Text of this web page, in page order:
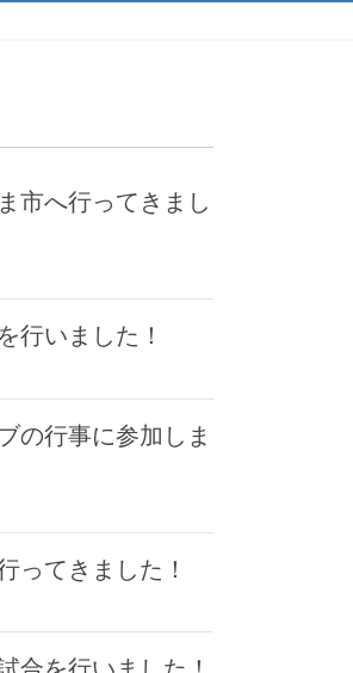
市へ行ってきまし
行いました！
の行事に参加しま
ってきました！